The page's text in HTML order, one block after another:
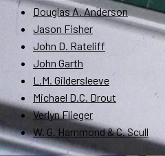
Douglas A. Anderson
Jason Fisher
John D. Rateliff
John Garth
L.M. Gildersleeve
Michael D.C. Drout
Verlyn Flieger
W. G. Hammond & C. Scull